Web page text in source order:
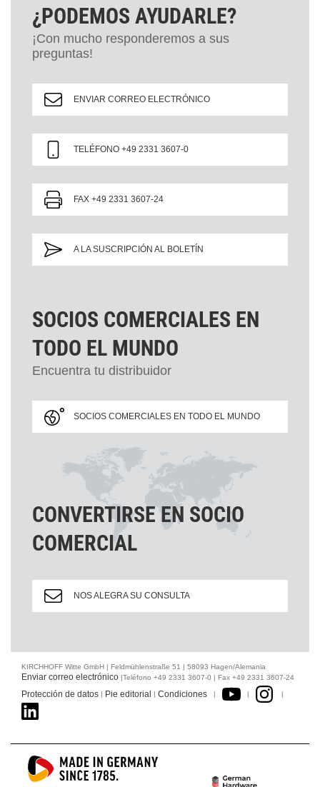
¿PODEMOS AYUDARLE?
¡Con mucho responderemos a sus
preguntas!
ENVIAR CORREO ELECTRÓNICO
TELÉFONO +49 2331 3607-0
FAX +49 2331 3607-24
A LA SUSCRIPCIÓN AL BOLETÍN
SOCIOS COMERCIALES EN
TODO EL MUNDO
Encuentra tu distribuidor
SOCIOS COMERCIALES EN TODO EL MUNDO
CONVERTIRSE EN SOCIO
COMERCIAL
NOS ALEGRA SU CONSULTA
KIRCHHOFF Witte GmbH | Feldmühlenstraße 51 | 58093 Hagen/Alemania
Enviar correo electrónico |Teléfono +49 2331 3607-0 | Fax +49 2331 3607-24
Protección de datos Pie editorial Condiciones